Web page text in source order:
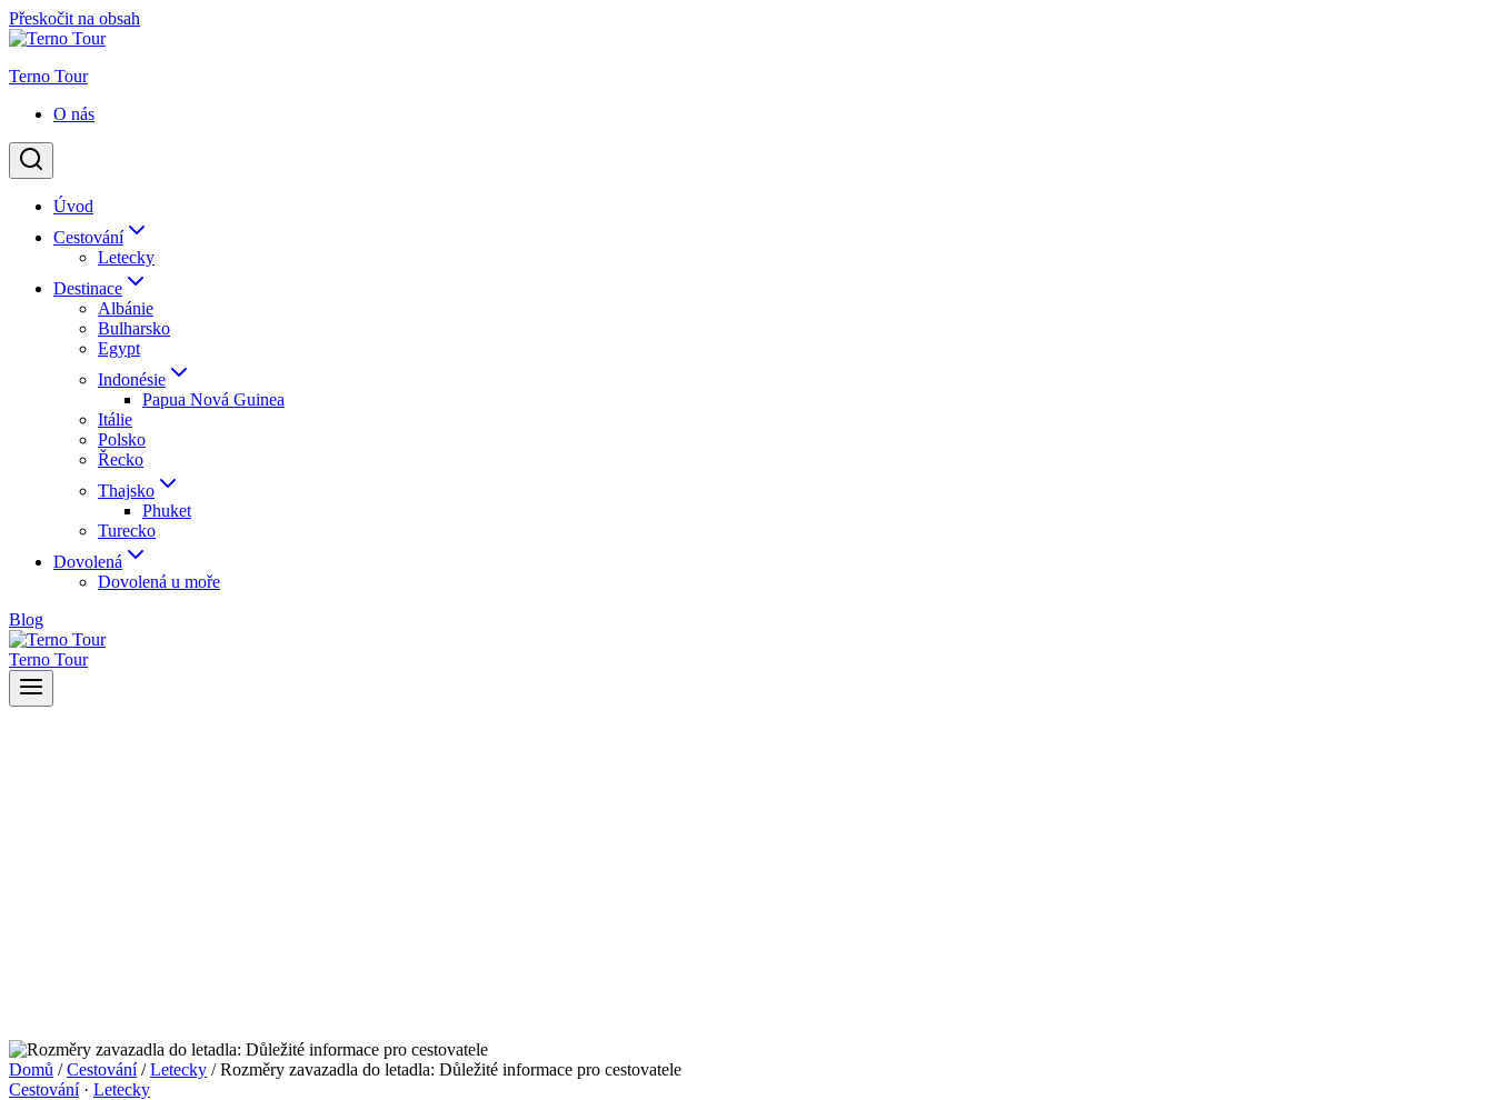
Přeskočit na obsah
Terno Tour
O nás
Úvod
Cestování
Letecky
Destinace
Albánie
Bulharsko
Egypt
Indonésie
Papua Nová Guinea
Itálie
Polsko
Řecko
Thajsko
Phuket
Turecko
Dovolená
Dovolená u moře
Blog
Terno Tour
Domů / Cestování / Letecky / Rozměry zavazadla do letadla: Důležité informace pro cestovatele
Cestování· Letecky